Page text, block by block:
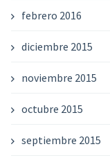
febrero 2016
diciembre 2015
noviembre 2015
octubre 2015
septiembre 2015